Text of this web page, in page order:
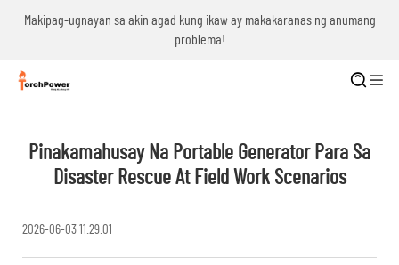
Makipag-ugnayan sa akin agad kung ikaw ay makakaranas ng anumang
problema!
Pinakamahusay Na Portable Generator Para Sa
Disaster Rescue At Field Work Scenarios
2026-06-03 11:29:01